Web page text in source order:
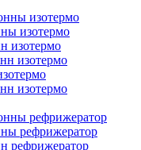
изотермо
изотермо
изотермо
изотермо
изотермо
рефрижератор
рефрижератор
рефрижератор